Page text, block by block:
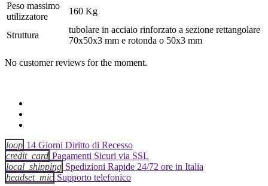
Peso massimo
utilizzatore
160 Kg
Struttura
tubolare in acciaio rinforzato a sezione rettangolare
70x50x3 mm e rotonda o 50x3 mm
No customer reviews for the moment.
loop 14 Giorni Diritto di Recesso
credit_card Pagamenti Sicuri via SSL
local_shipping Spedizioni Rapide 24/72 ore in Italia
headset_mic Supporto telefonico